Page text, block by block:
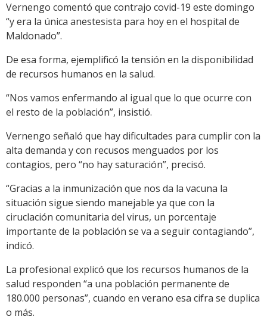
Vernengo comentó que contrajo covid-19 este domingo
“y era la única anestesista para hoy en el hospital de
Maldonado”.
De esa forma, ejemplificó la tensión en la disponibilidad
de recursos humanos en la salud.
“Nos vamos enfermando al igual que lo que ocurre con
el resto de la población”, insistió.
Vernengo señaló que hay dificultades para cumplir con la
alta demanda y con recusos menguados por los
contagios, pero “no hay saturación”, precisó.
“Gracias a la inmunización que nos da la vacuna la
situación sigue siendo manejable ya que con la
ciruclación comunitaria del virus, un porcentaje
importante de la población se va a seguir contagiando”,
indicó.
La profesional explicó que los recursos humanos de la
salud responden “a una población permanente de
180.000 personas”, cuando en verano esa cifra se duplica
o más.